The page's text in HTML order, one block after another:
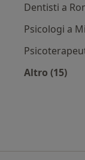
Dentisti a
Psicologi a
Altro (15)